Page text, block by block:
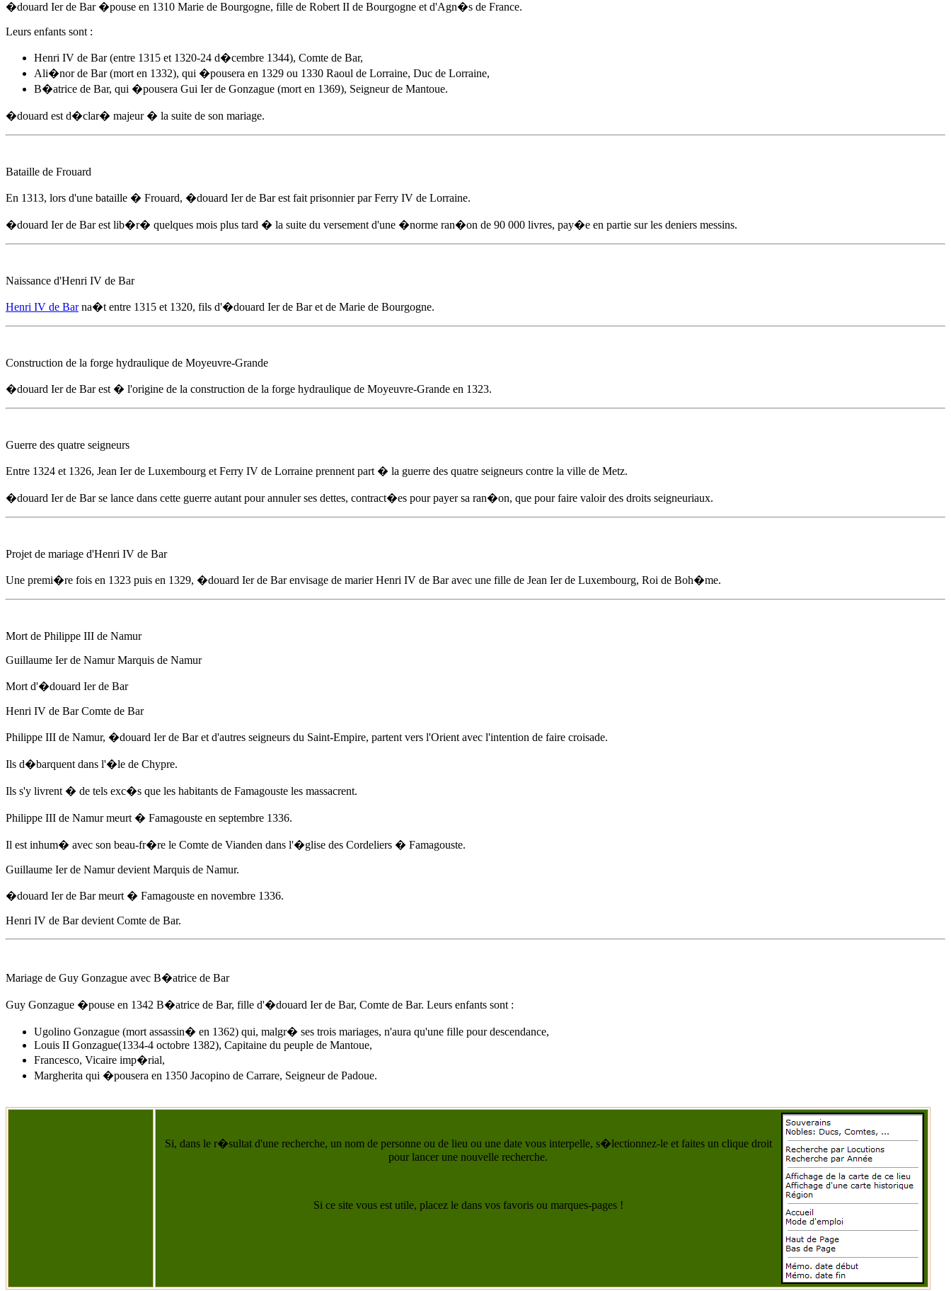
�douard Ier de Bar�pouse en 1310 Marie de Bourgogne, fille de Robert II de Bourgogne et d'Agn�s de France.
Leurs enfants sont :
Henri IV de Bar (entre 1315 et 1320-24 d�cembre 1344), Comte de Bar,
Ali�nor de Bar (mort en 1332), qui �pousera en 1329 ou 1330 Raoul de Lorraine, Duc de Lorraine,
B�atrice de Bar, qui �pousera Gui Ier de Gonzague (mort en 1369), Seigneur de Mantoue.
�douard est d�clar� majeur � la suite de son mariage.
Bataille de Frouard
En 1313, lors d'une bataille � Frouard, �douard Ier de Barest fait prisonnier par Ferry IV de Lorraine.
�douard Ier de Barest lib�r� quelques mois plus tard � la suite du versement d'une �norme ran�on de 90 000 livres, pay�e en partie sur les deniers messins.
Naissance d'Henri IV de Bar
Henri IV de Barna�t entre 1315 et 1320, fils d'�douard Ier de Baret de Marie de Bourgogne.
Construction de la forge hydraulique de Moyeuvre-Grande
�douard Ier de Barest � l'origine de la construction de la forge hydraulique de Moyeuvre-Grande en 1323.
Guerre des quatre seigneurs
Entre 1324 et 1326, Jean Ier de Luxembourg et Ferry IV de Lorraine prennent part � la guerre des quatre seigneurs contre la ville de Metz.
�douard Ier de Barse lance dans cette guerre autant pour annuler ses dettes, contract�es pour payer sa ran�on, que pour faire valoir des droits seigneuriaux.
Projet de mariage d'Henri IV de Bar
Une premi�re fois en 1323 puis en 1329, �douard Ier de Barenvisage de marier Henri IV de Bar avec une fille de Jean Ier de Luxembourg, Roi de Boh�me.
Mort de Philippe III de Namur
Guillaume Ier de Namur Marquis de Namur
Mort d'�douard Ier de Bar
Henri IV de Bar Comte de Bar
Philippe III de Namur, �douard Ier de Baret d'autres seigneurs du Saint-Empire, partent vers l'Orient avec l'intention de faire croisade.
Ils d�barquent dans l'�le de Chypre.
Ils s'y livrent � de tels exc�s que les habitants de Famagouste les massacrent.
Philippe III de Namur meurt � Famagouste en septembre 1336.
Il est inhum� avec son beau-fr�re le Comte de Vianden dans l'�glise des Cordeliers � Famagouste.
Guillaume Ier de Namur devient Marquis de Namur.
�douard Ier de Barmeurt � Famagouste en novembre 1336.
Henri IV de Bar devient Comte de Bar.
Mariage de Guy Gonzague avec B�atrice de Bar
Guy Gonzague �pouse en 1342 B�atrice de Bar, fille d'�douard Ier de Bar, Comte de Bar. Leurs enfants sont :
Ugolino Gonzague (mort assassin� en 1362) qui, malgr� ses trois mariages, n'aura qu'une fille pour descendance,
Louis II Gonzague(1334-4 octobre 1382), Capitaine du peuple de Mantoue,
Francesco, Vicaire imp�rial,
Margherita qui �pousera en 1350 Jacopino de Carrare, Seigneur de Padoue.
Si, dans le r�sultat d'une recherche, un nom de personne ou de lieu ou une date vous interpelle, s�lectionnez-le et faites un clique droit
pour lancer une nouvelle recherche.
Si ce site vous est utile, placez le dans vos favoris ou marques-pages !